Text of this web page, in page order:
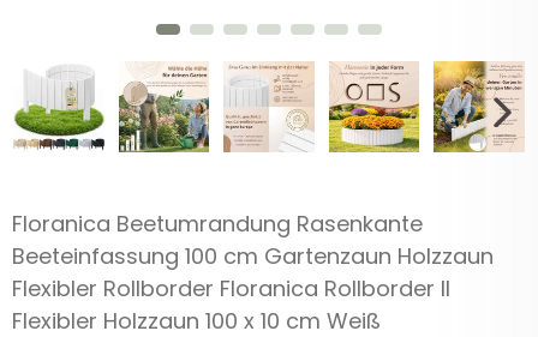
Floranica Beetumrandung Rasenkante
Beeteinfassung 100 cm Gartenzaun Holzzaun
Flexibler Rollborder Floranica Rollborder II
Flexibler Holzzaun 100 x 10 cm Weiß